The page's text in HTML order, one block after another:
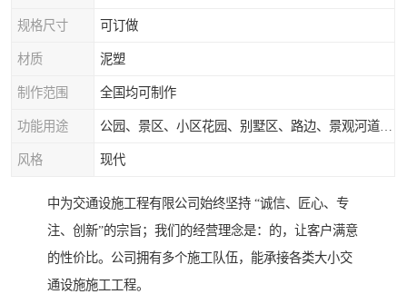
规格尺寸 可订做
材质 泥塑
制作范围 全国均可制作
功能用途
风格 现代
中为交通设施工程有限公司始终坚持 “诚信、匠心、专
注、创新”的宗旨；我们的经营理念是：的，让客户满意
的性价比。公司拥有多个施工队伍，能承接各类大小交
通设施施工工程。